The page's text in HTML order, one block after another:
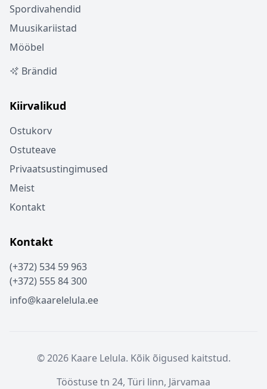
Spordivahendid
Muusikariistad
Mööbel
Brändid
Kiirvalikud
Ostukorv
Ostuteave
Privaatsustingimused
Meist
Kontakt
Kontakt
(+372) 534 59 963
(+372) 555 84 300
info@kaarelelula.ee
© 2026 Kaare Lelula. Kõik õigused kaitstud.
Tööstuse tn 24, Türi linn, Järvamaa